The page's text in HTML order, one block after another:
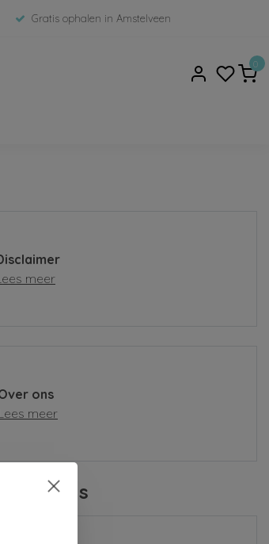
Gratis ophalen in Amstelveen
0
meer
ons
meer